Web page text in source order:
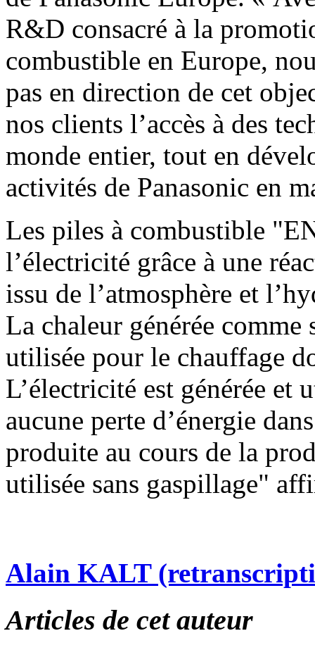
R&D consacré à la
combustible en Europe,
pas en direction de cet
nos clients l’accès à des
monde entier, tout en
activités de Panasonic en
Les piles à combustible
l’électricité grâce à une
issu de l’atmosphère et
La chaleur générée comme
utilisée pour le chauffage
L’électricité est générée et
aucune perte d’énergie
produite au cours de la
utilisée sans gaspillage"
Alain KALT
Articles de cet auteur